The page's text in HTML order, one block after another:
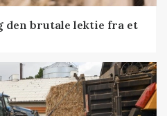
den brutale lektie fra et